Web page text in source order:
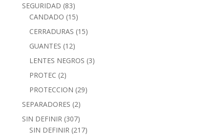
SEGURIDAD (83)
CANDADO (15)
CERRADURAS (15)
GUANTES (12)
LENTES NEGROS (3)
PROTEC (2)
PROTECCION (29)
SEPARADORES (2)
SIN DEFINIR (307)
SIN DEFINIR (217)